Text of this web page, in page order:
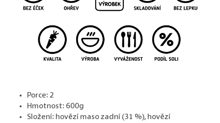
Porce: 2
Hmotnost: 600g
Složení: hovězí maso zadní (31 %), hovězí